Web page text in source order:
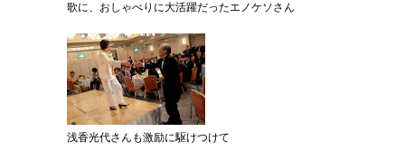
歌に、おしゃべりに大活躍だったエノケソさん
浅香光代さんも激励に駆けつけて